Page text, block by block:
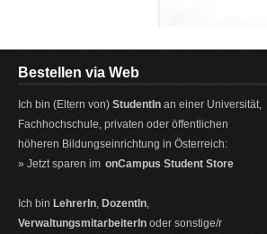
Bestellen via Web
Ich bin (Eltern von) StudentIn an einer Universität,
Fachhochschule, privaten oder öffentlichen
höheren Bildungseinrichtung in Österreich:
» Jetzt sparen im onCampus Student Store
Ich bin LehrerIn, DozentIn,
VerwaltungsmitarbeiterIn oder sonstige/r